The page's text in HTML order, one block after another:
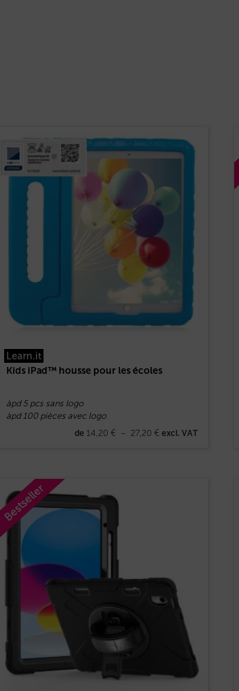
Learn.it
Kids iPad™ housse pour les écoles
àpd 5 pcs sans logo
àpd 100 pièces avec logo
de 14,20 € – 27,20 € excl. VAT
Bestseller